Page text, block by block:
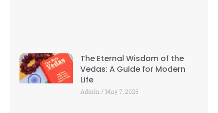
The Eternal Wisdom of the
Vedas: A Guide for Modern
Life
Admin May 7, 2025